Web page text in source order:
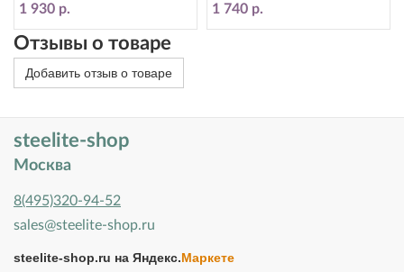
1 930 р. 1 740 р.
Отзывы о товаре
Добавить отзыв о товаре
steelite-shop
Москва
8(495)320-94-52
sales@steelite-shop.ru
steelite-shop.ru на Яндекс.Маркете